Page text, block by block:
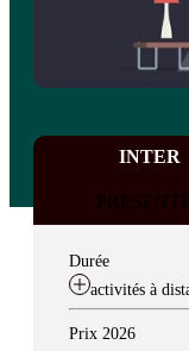
INTER
Durée
activités à
Prix 2026